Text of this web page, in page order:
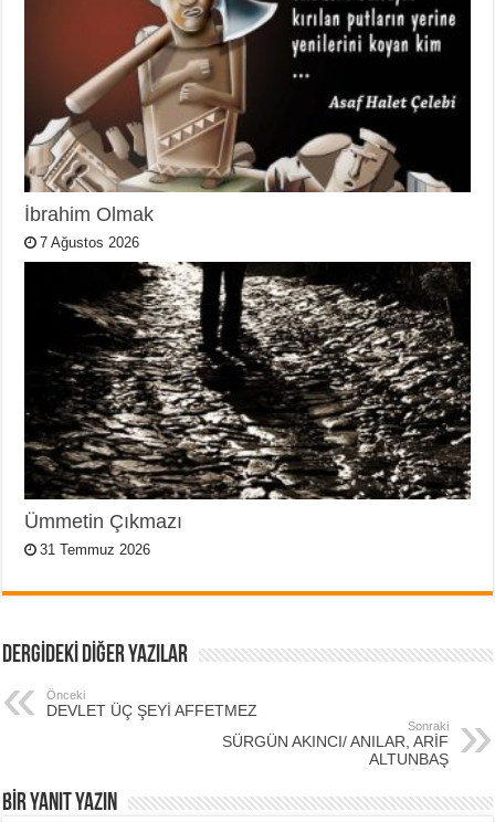
İbrahim Olmak
7 Ağustos 2026
Ümmetin Çıkmazı
31 Temmuz 2026
DERGİDEKİ DİĞER YAZILAR
Önceki
DEVLET ÜÇ ŞEYİ AFFETMEZ
Sonraki
SÜRGÜN AKINCI/ ANILAR, ARİF
ALTUNBAŞ
BIR YANIT YAZIN